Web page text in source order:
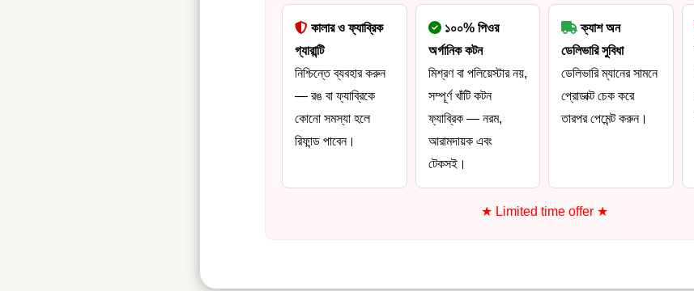
কালার ও ফ্যাব্রিক
গ্যারান্টি
নিশ্চিন্তে ব্যবহার করুন
— রঙ বা ফ্যাব্রিকে
কোনো সমস্যা হলে
রিফান্ড পাবেন।
১০০% পিওর
অর্গানিক কটন
মিশ্রণ বা পলিয়েস্টার নয়,
সম্পূর্ণ খাঁটি কটন
ফ্যাব্রিক — নরম,
আরামদায়ক এবং
টেকসই।
ক্যাশ অন
ডেলিভারি সুবিধা
ডেলিভারি ম্যানের সামনে
প্রোডাক্ট চেক করে
তারপর পেমেন্ট করুন।
★ Limited time offer ★